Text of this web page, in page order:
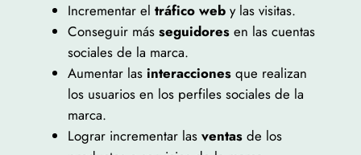
Incrementar el tráfico weby las visitas.
Conseguir más seguidoresen las cuentas
sociales de la marca.
Aumentar las interaccionesque realizan
los usuarios en los perfiles sociales de la
marca.
Lograr incrementar las ventasde los